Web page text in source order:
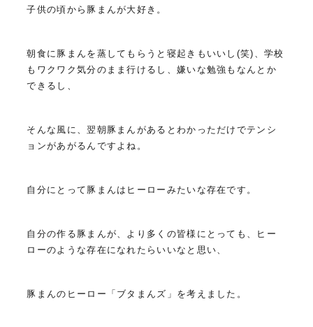
子供の頃から豚まんが大好き。
朝食に豚まんを蒸してもらうと寝起きもいいし(笑)、学校
もワクワク気分のまま行けるし、嫌いな勉強もなんとか
できるし、
そんな風に、翌朝豚まんがあるとわかっただけでテンシ
ョンがあがるんですよね。
自分にとって豚まんはヒーローみたいな存在です。
自分の作る豚まんが、より多くの皆様にとっても、ヒー
ローのような存在になれたらいいなと思い、
豚まんのヒーロー「ブタまんズ」を考えました。